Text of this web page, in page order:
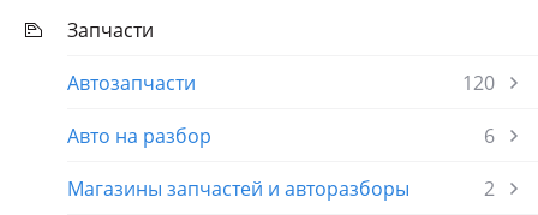
Запчасти
Автозапчасти
120
Авто на разбор
6
Магазины запчастей и авторазборы
2